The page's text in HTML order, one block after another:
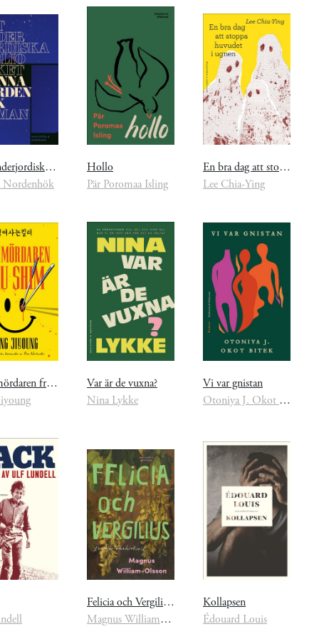
Det underjordiska biblioteket
Nordenhök
Hollo
Pär Poromaa Isling
En bra dag att stoppa huvudet i ugnen
Lee Chia-Ying
Lönnmördaren fru Shim
Var är de vuxna?
Nina Lykke
Vi var gnistan
Otoniya J. Okot Bitek
Felicia och Vergilius - en kärlekshistoria
Magnus William-Olsson
Kollapsen
Édouard Louis